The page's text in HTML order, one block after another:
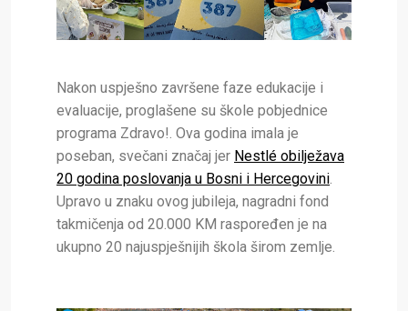
Nakon uspješno završene faze edukacije i
evaluacije, proglašene su škole pobjednice
programa Zdravo!. Ova godina imala je
poseban, svečani značaj jer Nestlé obilježava
20 godina poslovanja u Bosni i Hercegovini.
Upravo u znaku ovog jubileja, nagradni fond
takmičenja od 20.000 KM raspoređen je na
ukupno 20 najuspješnijih škola širom zemlje.